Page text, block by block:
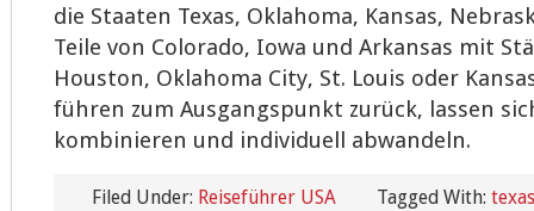
die Staaten Texas, Oklahoma, Kansas,
Teile von Colorado, Iowa und Arkansas mit
Houston, Oklahoma City, St. Louis oder
führen zum Ausgangspunkt zurück, lassen
kombinieren und individuell abwandeln.
Filed Under: Reiseführer USA Tagged With: